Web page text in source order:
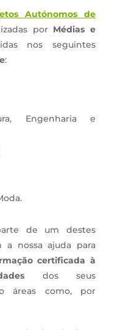
Autónomos de
por Médias e
nos seguintes
:
Engenharia e
de um destes
nossa ajuda para
certificada à
dos seus
áreas como, por